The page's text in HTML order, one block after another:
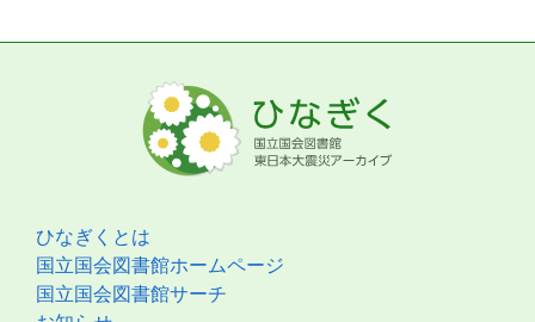
ひなぎくとは
国立国会図書館ホームページ
国立国会図書館サーチ